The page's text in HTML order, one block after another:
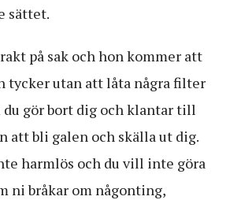
sättet.
på sak och hon kommer att
tycker utan att låta några filter
du gör bort dig och klantar till
att bli galen och skälla ut dig.
harmlös och du vill inte göra
ni bråkar om någonting,